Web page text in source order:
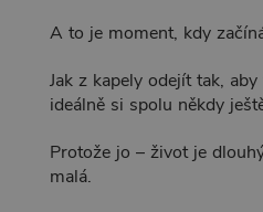
A to je moment, kdy
Jak z kapely odejít tak,
ideálně si spolu někdy
Protože jo – život je
malá.